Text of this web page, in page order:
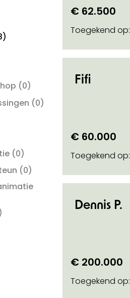
on soort steun
(0)
(0)
(0)
(0)
€ 62.500
Toegekend op:
Fifi
€ 60.000
Toegekend op:
Dennis P.
€ 200.000
Toegekend op: